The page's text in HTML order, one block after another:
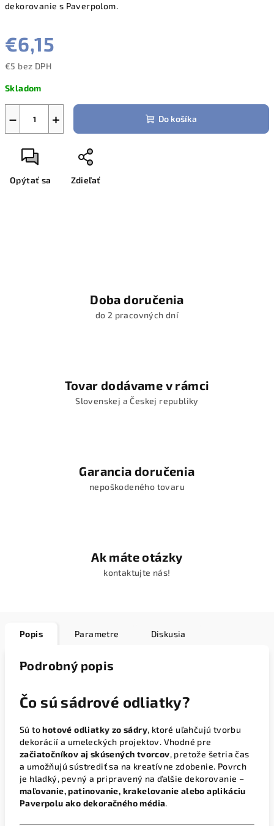
dekorovanie s Paverpolom.
€6,15
€5 bez DPH
cena:
Skladom
+
− Do košíka
Opýtať sa Zdieľať
Doba doručenia
do 2 pracovných dní
Tovar dodávame v rámci
Slovenskej a Českej republiky
Garancia doručenia
nepoškodeného tovaru
Ak máte otázky
kontaktujte nás!
Popis Parametre Diskusia
Podrobný popis
Čo sú sádrové odliatky?
Sú tohotové odliatky zo sádry, ktoré uľahčujú tvorbu
dekorácií a umeleckých projektov. Vhodné pre
začiatočníkov aj skúsených tvorcov, pretože šetria čas
a umožňujú sústrediť sa na kreatívne zdobenie. Povrch
je hladký, pevný a pripravený na ďalšie dekorovanie –
maľovanie, patinovanie, krakelovanie alebo aplikáciu
Paverpolu ako dekoračného média.